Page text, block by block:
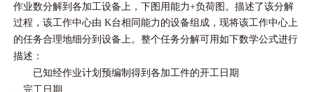
作业数分解到各加工设备上，下图用能力+负荷图 。描述了该分解
过程，该工作中心由 K台相同能力的设备组成，现将该工作中心上
的任务合理地细分到设备上。整个任务分解可用如下数学公式进行
描述：
已知经作业计划预编制得到各加工件的开工日期
、完工日期